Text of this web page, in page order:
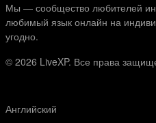
Мы — сообщество любителей
любимый язык онлайн на
угодно.
© 2026 LiveXP. Все права
Английский